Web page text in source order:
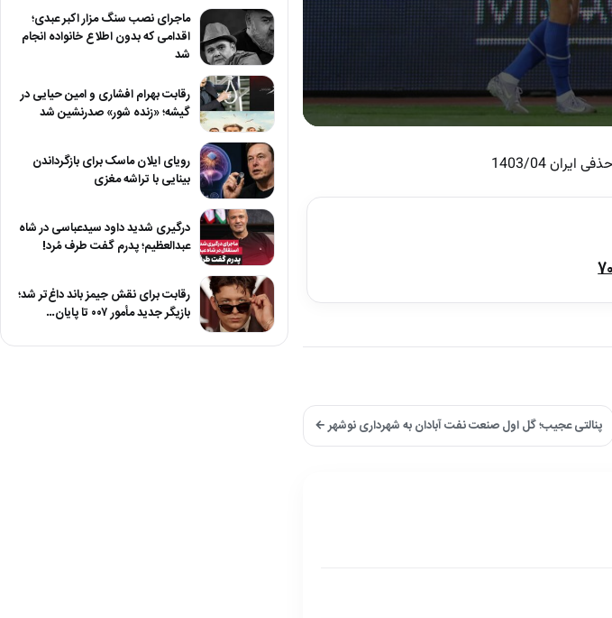
56
پنالتی عجیب؛ گل اول صنعت نفت آبادان به شهرداری نوشهر ←
ماجرای نصب سنگ مزار اکبر عبدی؛
اقدامی که بدون اطلاع خانواده انجام
شد
رقابت بهرام افشاری و امین حیایی در
گیشه؛ «زنده شور» صدرنشین شد
رویای ایلان ماسک برای بازگرداندن
بینایی با تراشه مغزی
درگیری شدید داود سیدعباسی در شاه
عبدالعظیم؛ پدرم گفت طرف مُرد!
رقابت برای نقش جیمز باند داغ‌تر شد؛
بازیگر جدید مأمور ۰۰۷ تا پایان…